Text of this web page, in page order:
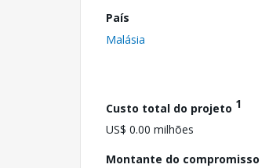
País
Malásia
Custo total do projeto 1
US$ 0.00 milhões
Montante do compromisso